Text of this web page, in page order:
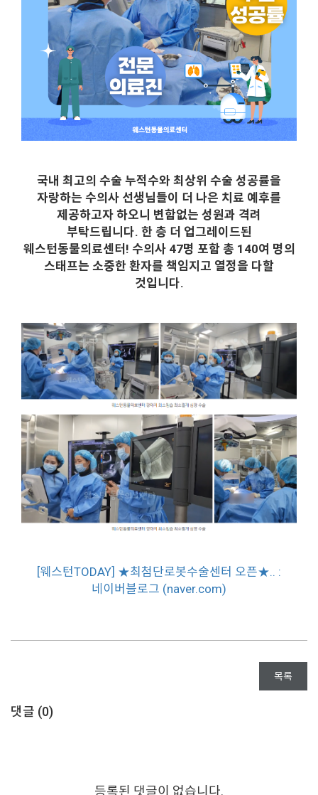
국내 최고의 수술 누적수와 최상위 수술 성공률을
자랑하는 수의사 선생님들이 더 나은 치료 예후를
제공하고자 하오니 변함없는 성원과 격려
부탁드립니다. 한 층 더 업그레이드된
웨스턴동물의료센터! 수의사 47명 포함 총 140여 명의
스태프는 소중한 환자를 책임지고 열정을 다할
것입니다.
[웨스턴TODAY] ★최첨단로봇수술센터 오픈★.. :
네이버블로그 (naver.com)
목록
댓글 (0)
등록된 댓글이 없습니다.